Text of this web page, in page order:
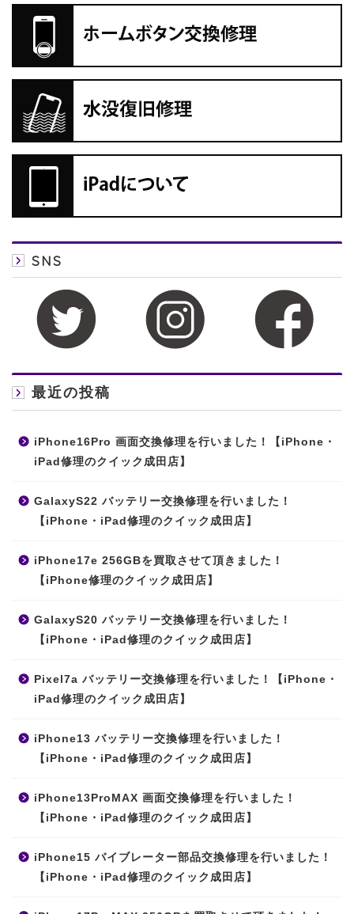
SNS
最近の投稿
iPhone16Pro 画面交換修理を行いました！【iPhone・
iPad修理のクイック成田店】
GalaxyS22 バッテリー交換修理を行いました！
【iPhone・iPad修理のクイック成田店】
iPhone17e 256GBを買取させて頂きました！
【iPhone修理のクイック成田店】
GalaxyS20 バッテリー交換修理を行いました！
【iPhone・iPad修理のクイック成田店】
Pixel7a バッテリー交換修理を行いました！【iPhone・
iPad修理のクイック成田店】
iPhone13 バッテリー交換修理を行いました！
【iPhone・iPad修理のクイック成田店】
iPhone13ProMAX 画面交換修理を行いました！
【iPhone・iPad修理のクイック成田店】
iPhone15 バイブレーター部品交換修理を行いました！
【iPhone・iPad修理のクイック成田店】